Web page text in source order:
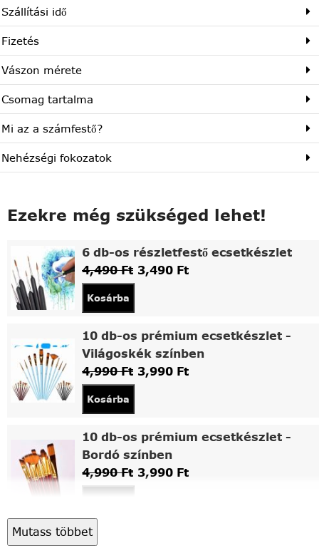
Szállítási idő
Fizetés
Vászon mérete
Csomag tartalma
Mi az a számfestő?
Nehézségi fokozatok
Ezekre még szükséged lehet!
6 db-os részletfestő ecsetkészlet
4,490Ft 3,490 Ft
Kosárba
10 db-os prémium ecsetkészlet -
Világoskék színben
4,990Ft 3,990 Ft
Kosárba
10 db-os prémium ecsetkészlet -
Bordó színben
4,990Ft 3,990 Ft
Asztali fa festőállvány
Mutass többet